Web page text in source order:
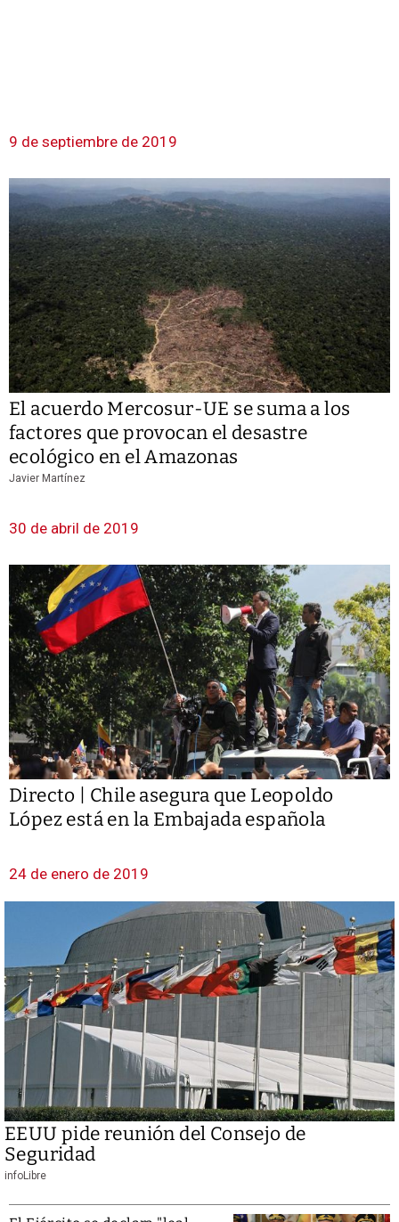
9 de septiembre de 2019
El acuerdo Mercosur-UE se suma a los
factores que provocan el desastre
ecológico en el Amazonas
Javier Martínez
30 de abril de 2019
Directo | Chile asegura que Leopoldo
López está en la Embajada española
24 de enero de 2019
EEUU pide reunión del Consejo de
Seguridad
infoLibre